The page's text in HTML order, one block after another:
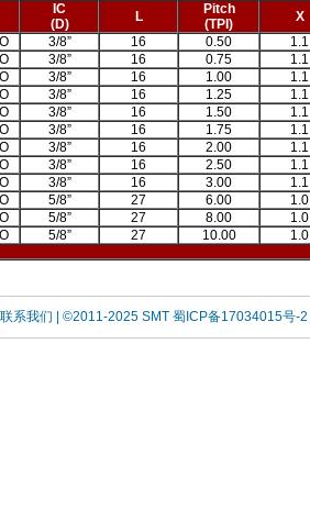
IC
(D)
L
Pitch
(TPI)
X
3/8” 16 0.50 1.1
3/8” 16 0.75 1.1
3/8” 16 1.00 1.1
3/8” 16 1.25 1.1
3/8” 16 1.50 1.1
3/8” 16 1.75 1.1
3/8” 16 2.00 1.1
3/8” 16 2.50 1.1
3/8” 16 3.00 1.1
5/8” 27 6.00 1.0
5/8” 27 8.00 1.0
5/8” 27 10.00 1.0
联系我们 | ©2011-2025 SMT 蜀ICP备17034015号-2